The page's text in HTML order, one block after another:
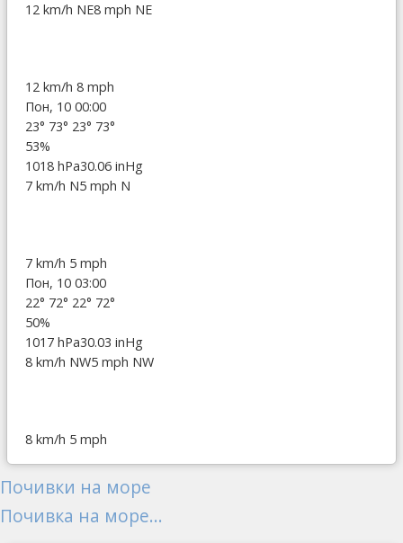
12 km/h NE8 mph NE
12 km/h 8 mph
Пон, 10 00:00
23° 73° 23° 73°
53%
1018 hPa30.06 inHg
7 km/h N5 mph N
7 km/h 5 mph
Пон, 10 03:00
22° 72° 22° 72°
50%
1017 hPa30.03 inHg
8 km/h NW5 mph NW
8 km/h 5 mph
Почивки на море
Почивка на море...